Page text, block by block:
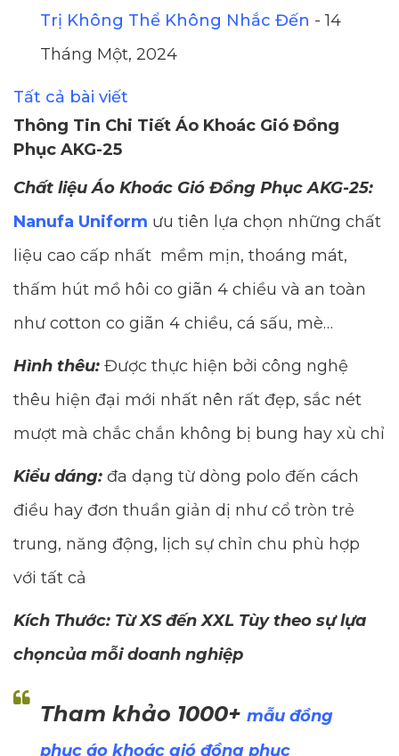
Trị Không Thể Không Nhắc Đến - 14
Tháng Một, 2024
Tất cả bài viết
Thông Tin Chi Tiết Áo Khoác Gió Đồng
Phục AKG-25
Chất liệu Áo Khoác Gió Đồng Phục AKG-25:
Nanufa Uniform ưu tiên lựa chọn những chất
liệu cao cấp nhất mềm mịn, thoáng mát,
thấm hút mồ hôi co giãn 4 chiều và an toàn
như cotton co giãn 4 chiều, cá sấu, mè…
Hình thêu: Được thực hiện bởi công nghệ
thêu hiện đại mới nhất nên rất đẹp, sắc nét
mượt mà chắc chắn không bị bung hay xù chỉ
Kiểu dáng: đa dạng từ dòng polo đến cách
điều hay đơn thuần giản dị như cổ tròn trẻ
trung, năng động, lịch sự chỉn chu phù hợp
với tất cả
Kích Thước: Từ XS đến XXL Tùy theo sự lựa
chọncủa mỗi doanh nghiệp
Tham khảo 1000+ mẫu đồng
phục áo khoác gió đồng phục